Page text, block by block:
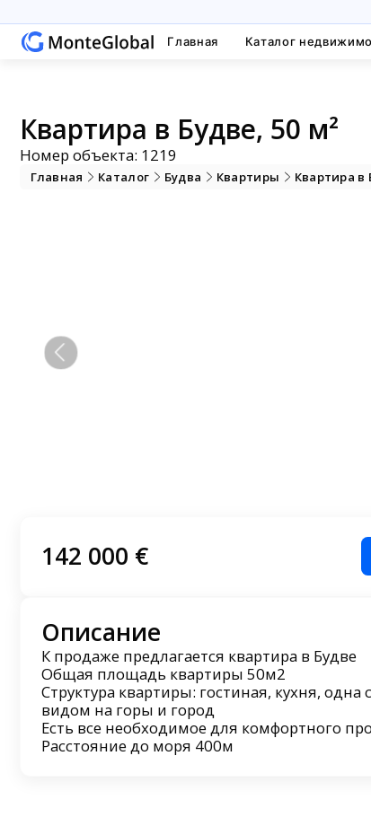
Главная Каталог
Квартира в Будве, 50 м²
Номер объекта: 1219
Главная Каталог Будва Квартиры Квартира в
142 000 €
Описание
К продаже предлагается квартира в Будве
Общая площадь квартиры 50м2
Структура квартиры: гостиная, кухня, одна
видом на горы и город
Есть все необходимое для комфортного
Расстояние до моря 400м